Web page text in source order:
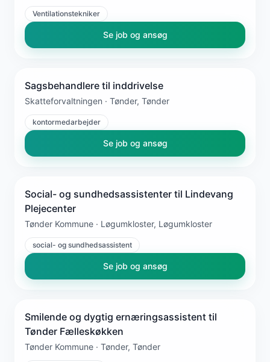
Ventilationstekniker
Se job og ansøg
Sagsbehandlere til inddrivelse
Skatteforvaltningen · Tønder, Tønder
kontormedarbejder
Se job og ansøg
Social- og sundhedsassistenter til Lindevang
Plejecenter
Tønder Kommune · Løgumkloster, Løgumkloster
social- og sundhedsassistent
Se job og ansøg
Smilende og dygtig ernæringsassistent til
Tønder Fælleskøkken
Tønder Kommune · Tønder, Tønder